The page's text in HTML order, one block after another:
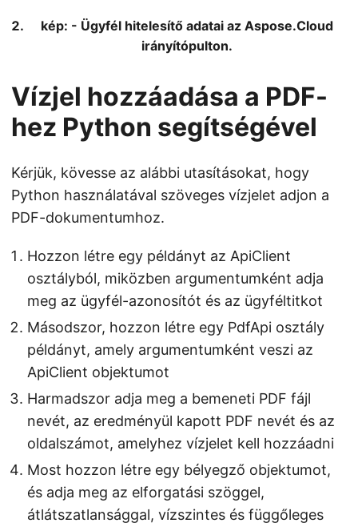
kép: - Ügyfél hitelesítő adatai az Aspose.Cloud
irányítópulton.
Vízjel hozzáadása a PDF-
hez Python segítségével
Kérjük, kövesse az alábbi utasításokat, hogy
Python használatával szöveges vízjelet adjon a
PDF-dokumentumhoz.
Hozzon létre egy példányt az ApiClient
osztályból, miközben argumentumként adja
meg az ügyfél-azonosítót és az ügyféltitkot
Másodszor, hozzon létre egy PdfApi osztály
példányt, amely argumentumként veszi az
ApiClient objektumot
Harmadszor adja meg a bemeneti PDF fájl
nevét, az eredményül kapott PDF nevét és az
oldalszámot, amelyhez vízjelet kell hozzáadni
Most hozzon létre egy bélyegző objektumot,
és adja meg az elforgatási szöggel,
átlátszatlansággal, vízszintes és függőleges